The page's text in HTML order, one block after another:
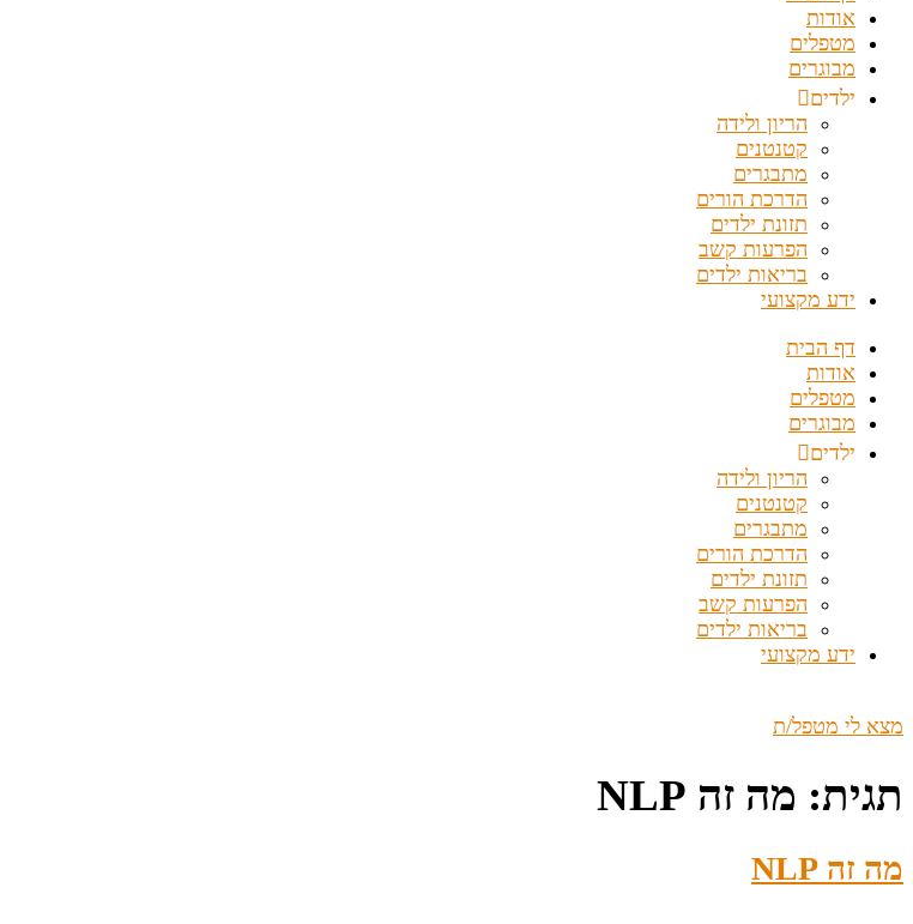
אודות
מטפלים
מבוגרים
ילדים
הריון ולידה
קטנטנים
מתבגרים
הדרכת הורים
תזונת ילדים
הפרעות קשב
בריאות ילדים
ידע מקצועי
דף הבית
אודות
מטפלים
מבוגרים
ילדים
הריון ולידה
קטנטנים
מתבגרים
הדרכת הורים
תזונת ילדים
הפרעות קשב
בריאות ילדים
ידע מקצועי
מצא לי מטפל/ת
תגית: מה זה NLP
מה זה NLP